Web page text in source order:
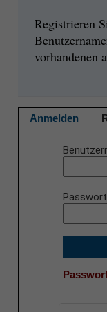
Registrieren
vorhandenen
Anmelden
Passwort